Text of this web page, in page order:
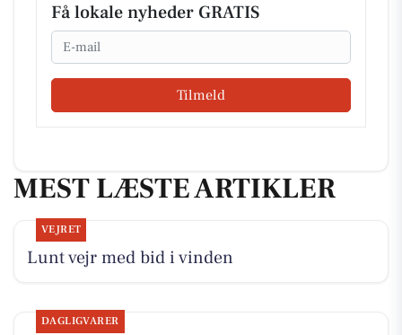
Få lokale nyheder GRATIS
Email
Tilmeld
MEST LÆSTE ARTIKLER
VEJRET
Lunt vejr med bid i vinden
DAGLIGVARER